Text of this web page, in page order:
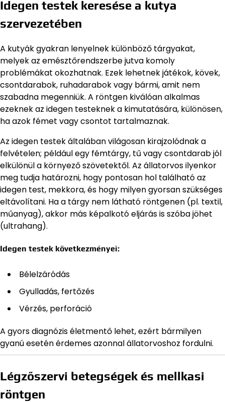
Idegen testek keresése a kutya
szervezetében
A kutyák gyakran lenyelnek különböző tárgyakat,
melyek az emésztőrendszerbe jutva komoly
problémákat okozhatnak. Ezek lehetnek játékok, kövek,
csontdarabok, ruhadarabok vagy bármi, amit nem
szabadna megenniük. A röntgen kiválóan alkalmas
ezeknek az idegen testeknek a kimutatására, különösen,
ha azok fémet vagy csontot tartalmaznak.
Az idegen testek általában világosan kirajzolódnak a
felvételen; például egy fémtárgy, tű vagy csontdarab jól
elkülönül a környező szövetektől. Az állatorvos ilyenkor
meg tudja határozni, hogy pontosan hol található az
idegen test, mekkora, és hogy milyen gyorsan szükséges
eltávolítani. Ha a tárgy nem látható röntgenen (pl. textil,
műanyag), akkor más képalkotó eljárás is szóba jöhet
(ultrahang).
Idegen testek következményei:
Bélelzáródás
Gyulladás, fertőzés
Vérzés, perforáció
A gyors diagnózis életmentő lehet, ezért bármilyen
gyanú esetén érdemes azonnal állatorvoshoz fordulni.
Légzőszervi betegségek és mellkasi
röntgen